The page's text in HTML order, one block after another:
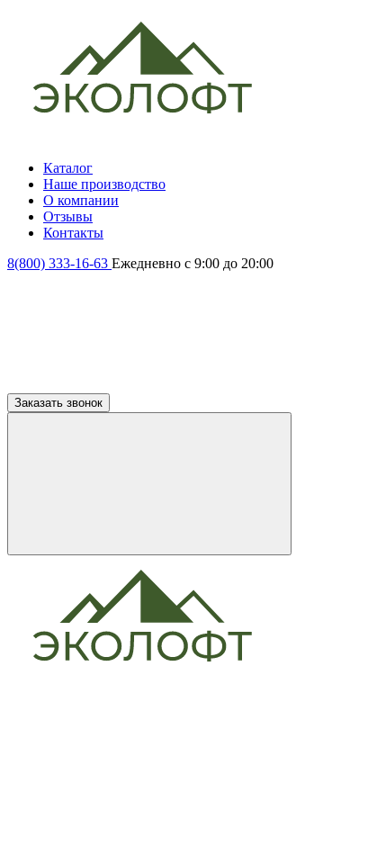
Каталог
Наше производство
О компании
Отзывы
Контакты
8(800) 333-16-63 Ежедневно с 9:00 до 20:00
Заказать звонок